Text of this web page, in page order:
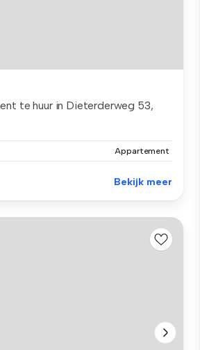
te huur in Dieterderweg 53,
Appartement
Bekijk meer